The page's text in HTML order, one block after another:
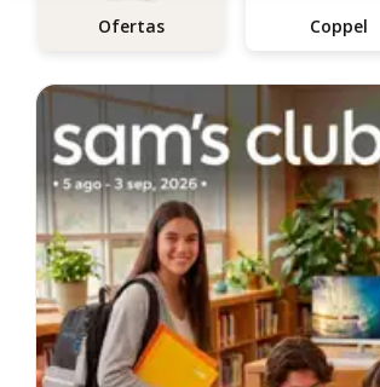
Ofertas Coppel